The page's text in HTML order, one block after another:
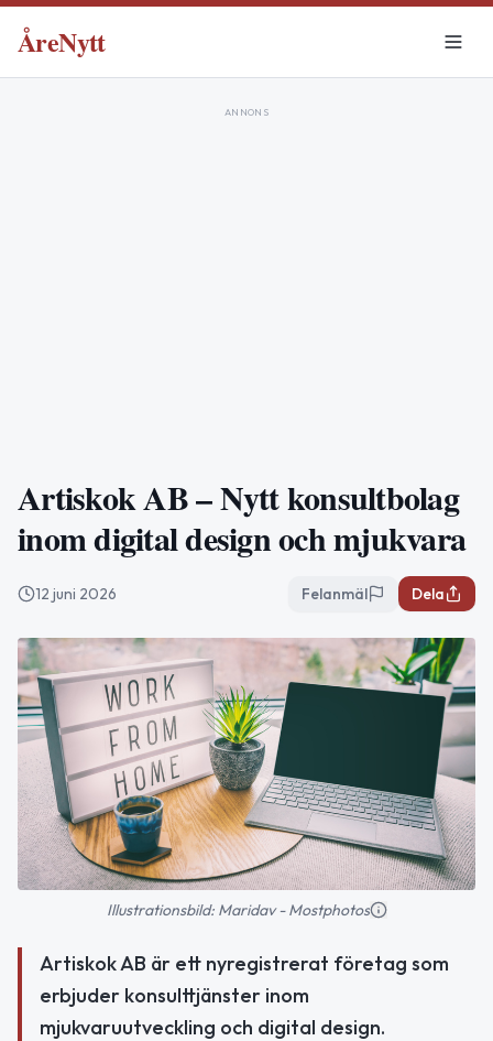
ÅreNytt
ANNONS
Artiskok AB – Nytt konsultbolag
inom digital design och mjukvara
12 juni 2026 Felanmäl Dela
Illustrationsbild: Maridav - Mostphotos
Artiskok AB är ett nyregistrerat företag som
erbjuder konsulttjänster inom
mjukvaruutveckling och digital design.